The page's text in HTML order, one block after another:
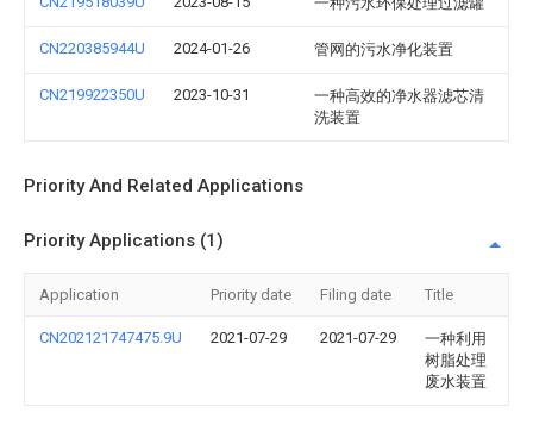
CN220385944U 2024-01-26 管网的污水净化装置
CN219922350U 2023-10-31
一种高效的净水器滤芯清
洗装置
Priority And Related Applications
Priority Applications (1)
Application Priority date Filing date Title
CN202121747475.9U 2021-07-29 2021-07-29
一种利用
树脂处理
废水装置